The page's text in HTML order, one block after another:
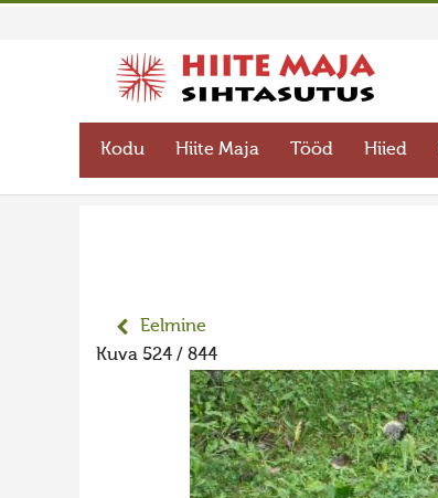
Kodu Hiite Maja Tööd Hiied
Eelmine
Kuva 524 / 844